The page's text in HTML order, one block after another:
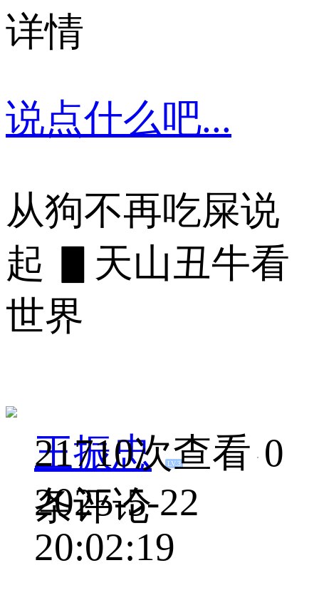
详情
说点什么吧...
从狗不再吃屎说
起 ▋天山丑牛看
世界
王振忠 LV.3
21710次查看 0
条评论
2025-5-22
20:02:19